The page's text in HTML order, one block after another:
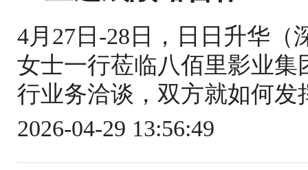
4月27日-28日，日日升华（
女士一行莅临八佰里影业
行业务洽谈，双方就如何
2026-04-29 13:56:49